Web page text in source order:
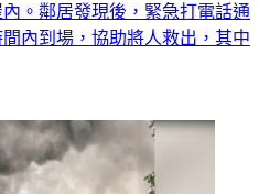
。鄰居發現後，緊急打電話通
內到場，協助將人救出，其中